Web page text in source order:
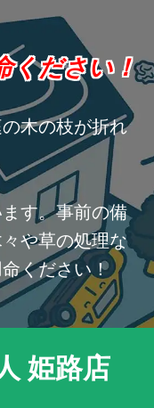
ください！
木の枝が折れ
す。事前の備
や草の処理な
ください！
姫路店